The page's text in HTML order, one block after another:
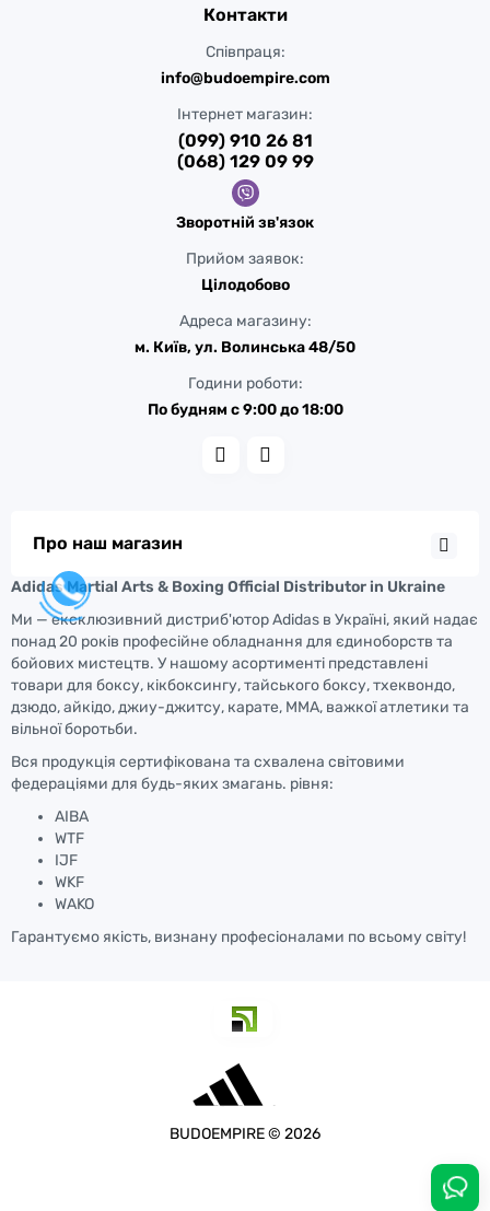
Контакти
Співпраця:
info@budoempire.com
Інтернет магазин:
(099) 910 26 81
(068) 129 09 99
Зворотній зв'язок
Прийом заявок:
Цілодобово
Адреса магазину:
м. Київ, ул. Волинська 48/50
Години роботи:
По будням с 9:00 до 18:00
Про наш магазин
Adidas Martial Arts & Boxing Official Distributor in Ukraine
Ми — ексклюзивний дистриб'ютор Adidas в Україні, який надає
понад 20 років професійне обладнання для єдиноборств та
бойових мистецтв. У нашому асортименті представлені
товари для боксу, кікбоксингу, тайського боксу, тхеквондо,
дзюдо, айкідо, джиу-джитсу, карате, ММА, важкої атлетики та
вільної боротьби.
Вся продукція сертифікована та схвалена світовими
федераціями для будь-яких змагань. рівня:
AIBA
WTF
IJF
WKF
WAKO
Гарантуємо якість, визнану професіоналами по всьому світу!
BUDOEMPIRE © 2026